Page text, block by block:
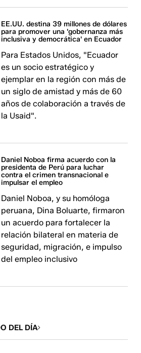
EE.UU. destina 39 millones de dólares
para promover una 'gobernanza más
inclusiva y democrática' en Ecuador
Para Estados Unidos, "Ecuador
es un socio estratégico y
ejemplar en la región con más de
un siglo de amistad y más de 60
años de colaboración a través de
la Usaid".
Daniel Noboa firma acuerdo con la
presidenta de Perú para luchar
contra el crimen transnacional e
impulsar el empleo
Daniel Noboa, y su homóloga
peruana, Dina Boluarte, firmaron
un acuerdo para fortalecer la
relación bilateral en materia de
seguridad, migración, e impulso
del empleo inclusivo
DEL DÍA